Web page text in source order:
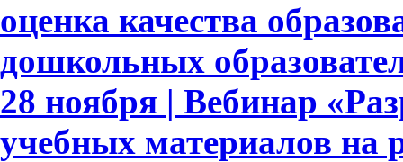
оценка качества
дошкольных
28 ноября | Вебинар
учебных материалов на